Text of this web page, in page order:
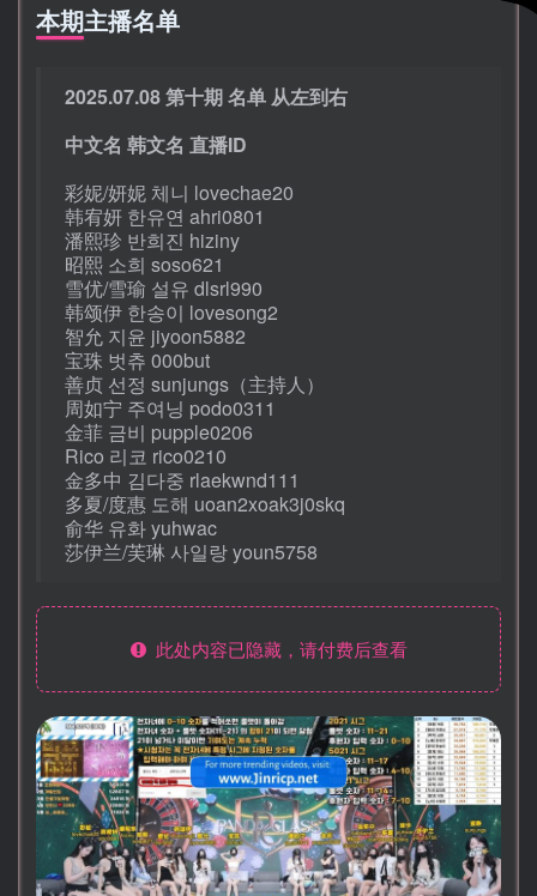
本期主播名单
2025.07.08 第十期 名单 从左到右
中文名 韩文名 直播ID
彩妮/妍妮 체니 lovechae20
韩宥妍 한유연 ahri0801
潘熙珍 반희진 hiziny
昭熙 소희 soso621
雪优/雪瑜 설유 dlsrl990
韩颂伊 한송이 lovesong2
智允 지윤 jiyoon5882
宝珠 벗츄 000but
善贞 선정 sunjungs（主持人）
周如宁 주여닝 podo0311
金菲 금비 pupple0206
Rico 리코 rico0210
金多中 김다중 rlaekwnd111
多夏/度惠 도해 uoan2xoak3j0skq
俞华 유화 yuhwac
莎伊兰/芙琳 사일랑 youn5758
此处内容已隐藏，请付费后查看